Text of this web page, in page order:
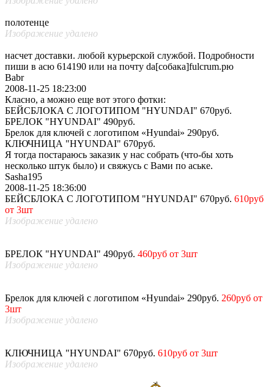
полотенце
Изображение удалено
насчет доставки. любой курьерской службой. Подробности
пиши в асю 614190 или на почту da[собака]fulcrum.рю
Babr
2008-11-25 18:23:00
Класно, а можно еще вот этого фотки:
БЕЙСБЛОКА С ЛОГОТИПОМ "HYUNDAI" 670руб.
БРЕЛОК "HYUNDAI" 490руб.
Брелок для ключей с логотипом «Hyundai» 290руб.
КЛЮЧНИЦА "HYUNDAI" 670руб.
Я тогда постараюсь заказик у нас собрать (что-бы хоть
несколько штук было) и свяжусь с Вами по аське.
Sasha195
2008-11-25 18:36:00
БЕЙСБЛОКА С ЛОГОТИПОМ "HYUNDAI" 670руб. 610руб
от 3шт
Изображение удалено
БРЕЛОК "HYUNDAI" 490руб. 460руб от 3шт
Изображение удалено
Брелок для ключей с логотипом «Hyundai» 290руб. 260руб от
3шт
Изображение удалено
КЛЮЧНИЦА "HYUNDAI" 670руб. 610руб от 3шт
Изображение удалено